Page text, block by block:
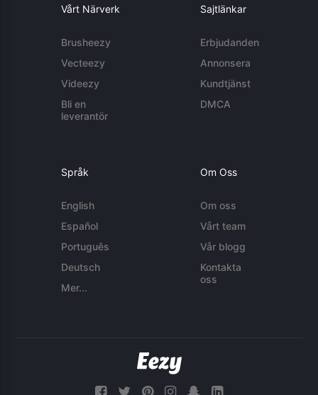
Vårt Närverk
Brusheezy
Vecteezy
Videezy
Bli en
leverantör
Sajtlänkar
Erbjudanden
Annonsera
Kundtjänst
DMCA
Språk
English
Español
Português
Deutsch
Mer...
Om Oss
Om oss
Vårt team
Vår blogg
Kontakta
oss